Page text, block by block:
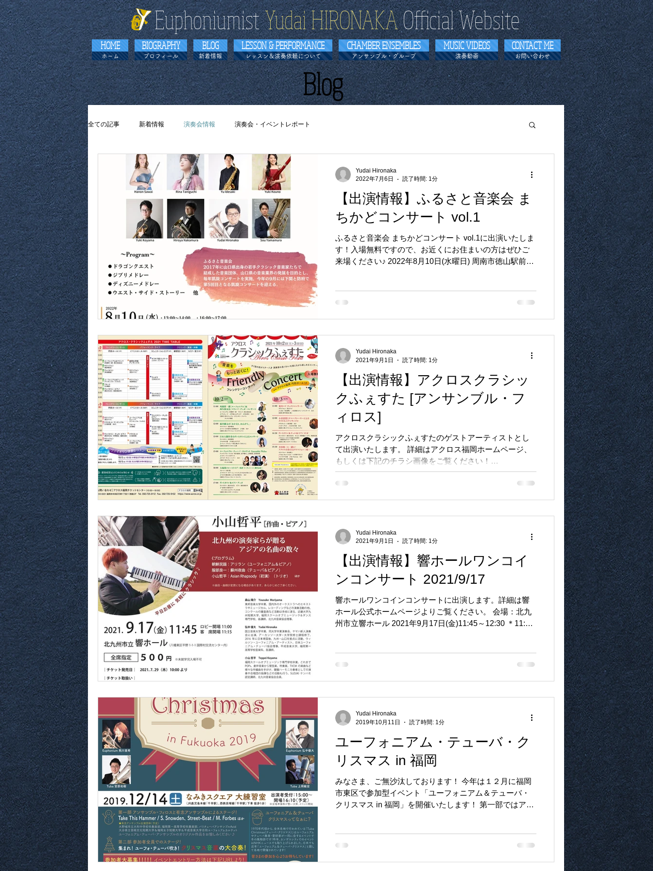
Euphoniumist​Yudai HIRONAKAOfficial Website
HOME
ホーム
BIOGRAPHY
プロフィール
BLOG
新着情報
LESSON & PERFORMANCE
レッスン＆演奏依頼について
CHAMBER ENSEMBLES
アンサンブル・グループ
MUSIC VIDEOS
演奏動画
CONTACT ME
お問い合わせ
​Blog
全ての記事 新着情報 演奏会情報 演奏会・イベントレポート
【出演情報】ふるさと音楽会 ま
ちかどコンサート vol.1
ふるさと音楽会 まちかどコンサート vol.1に出演いたしま
す！入場無料ですので、お近くにお住まいの方はぜひご
来場ください♪ 2022年8月10日(水曜日) 周南市徳山駅前賑
Yudai Hironaka
2022年7月6日
読了時間: 1分
【出演情報】アクロスクラシッ
クふぇすた [アンサンブル・フ
ィロス]
アクロスクラシックふぇすたのゲストアーティストとし
て出演いたします。 詳細はアクロス福岡ホームページ、
もしくは下記のチラシ画像をご覧ください！
++++++++++++++++++++++++++++++++++++++++++++++
++++...
Yudai Hironaka
2021年9月1日
読了時間: 1分
【出演情報】響ホールワンコイ
ンコンサート 2021/9/17
響ホールワンコインコンサートに出演します。詳細は響
ホール公式ホームページよりご覧ください。 会場：北九
州市立響ホール 2021年9月17日(金)11:45～12:30 ＊11:00
Yudai Hironaka
2021年9月1日
読了時間: 1分
ユーフォニアム・テューバ・ク
リスマス in 福岡
みなさま、ご無沙汰しております！ 今年は１２月に福岡
市東区で参加型イベント「ユーフォニアム＆テューバ・
クリスマス in 福岡」を開催いたします！ 第一部ではアン
Yudai Hironaka
2019年10月11日
読了時間: 1分